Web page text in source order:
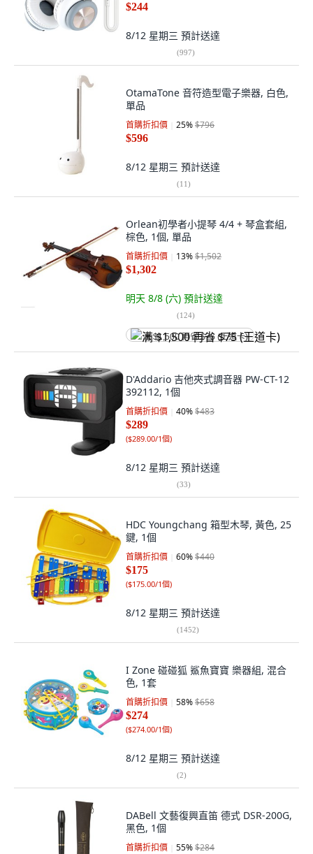
$244
8/12 星期三 預計送達
(997)
OtamaTone 音符造型電子樂器, 白色,
單品
首購折扣價 25%$796
$596
8/12 星期三 預計送達
(11)
Orlean初學者小提琴 4/4 + 琴盒套組,
棕色, 1個, 單品
首購折扣價 13%$1,502
$1,302
明天 8/8 (六) 預計送達
(124)
满 $1,500 再省 $75 (王道卡)
D'Addario 吉他夾式調音器 PW-CT-12
392112, 1個
首購折扣價 40%$483
$289
($289.00/1個)
8/12 星期三 預計送達
(33)
HDC Youngchang 箱型木琴, 黃色, 25
鍵, 1個
首購折扣價 60%$440
$175
($175.00/1個)
8/12 星期三 預計送達
(1452)
I Zone 碰碰狐 鯊魚寶寶 樂器組, 混合
色, 1套
首購折扣價 58%$658
$274
($274.00/1個)
8/12 星期三 預計送達
(2)
DABell 文藝復興直笛 德式 DSR-200G,
黑色, 1個
首購折扣價 55%$284